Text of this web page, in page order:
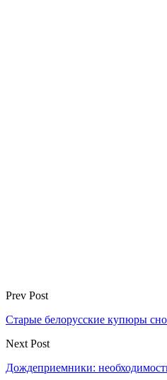
Prev Post
Старые белорусские купюры
Next Post
Дождеприемники: